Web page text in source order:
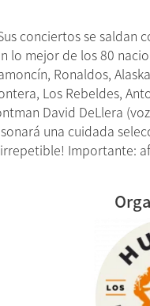
conciertos se saldan
lo mejor de los 80
Ronaldos,
Los Rebeldes,
David DeLlera
una cuidada
irrepetible!